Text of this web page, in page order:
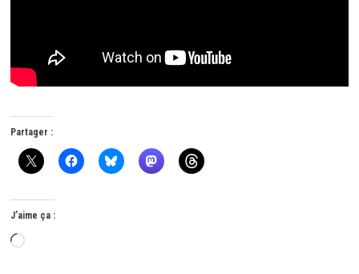
Partager :
J’aime ça :
Chargement…